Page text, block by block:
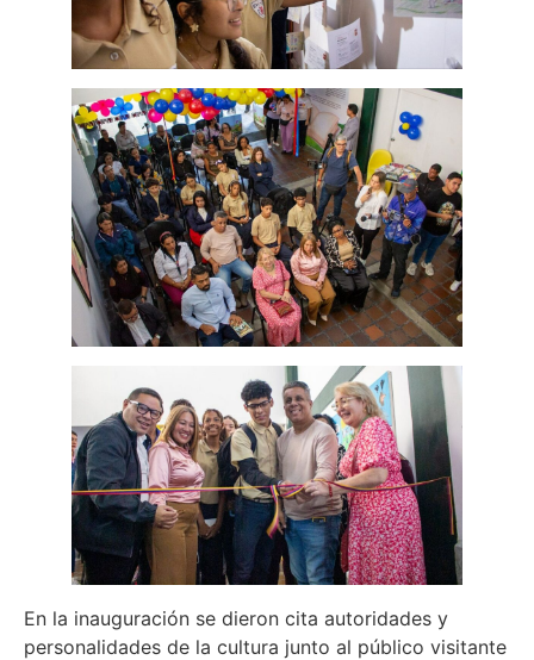
En la inauguración se dieron cita autoridades y
personalidades de la cultura junto al público visitante